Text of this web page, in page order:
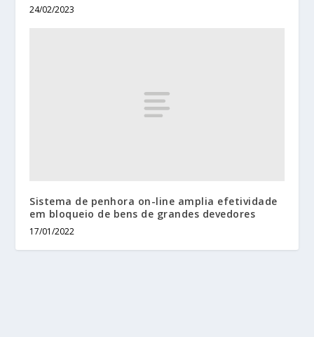
24/02/2023
Sistema de penhora on-line amplia efetividade
em bloqueio de bens de grandes devedores
17/01/2022